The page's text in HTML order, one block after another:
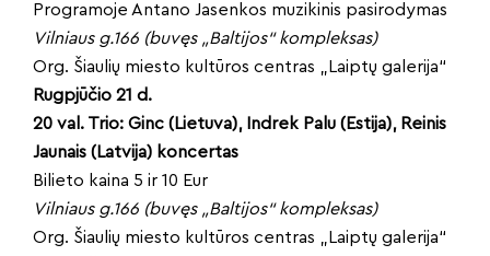
Programoje Antano Jasenkos muzikinis pasirodymas
Vilniaus g.166 (buvęs „Baltijos“ kompleksas)
Org. Šiaulių miesto kultūros centras „Laiptų galerija“
Rugpjūčio 21 d.
20 val. Trio: Ginc (Lietuva), Indrek Palu (Estija), Reinis
Jaunais (Latvija) koncertas
Bilieto kaina 5 ir 10 Eur
Vilniaus g.166 (buvęs „Baltijos“ kompleksas)
Org. Šiaulių miesto kultūros centras „Laiptų galerija“